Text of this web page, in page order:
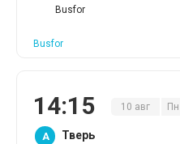
Busfor
Busfor
14:15 10 авг Пн
A Тверь